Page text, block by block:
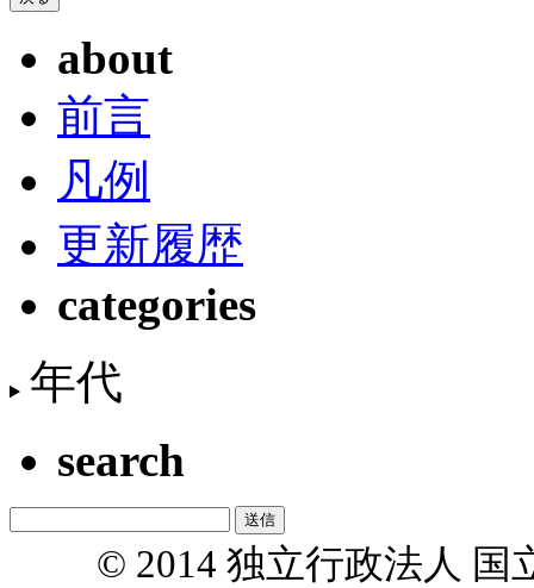
about
前言
凡例
更新履歴
categories
年代
search
© 2014 独立行政法人 国